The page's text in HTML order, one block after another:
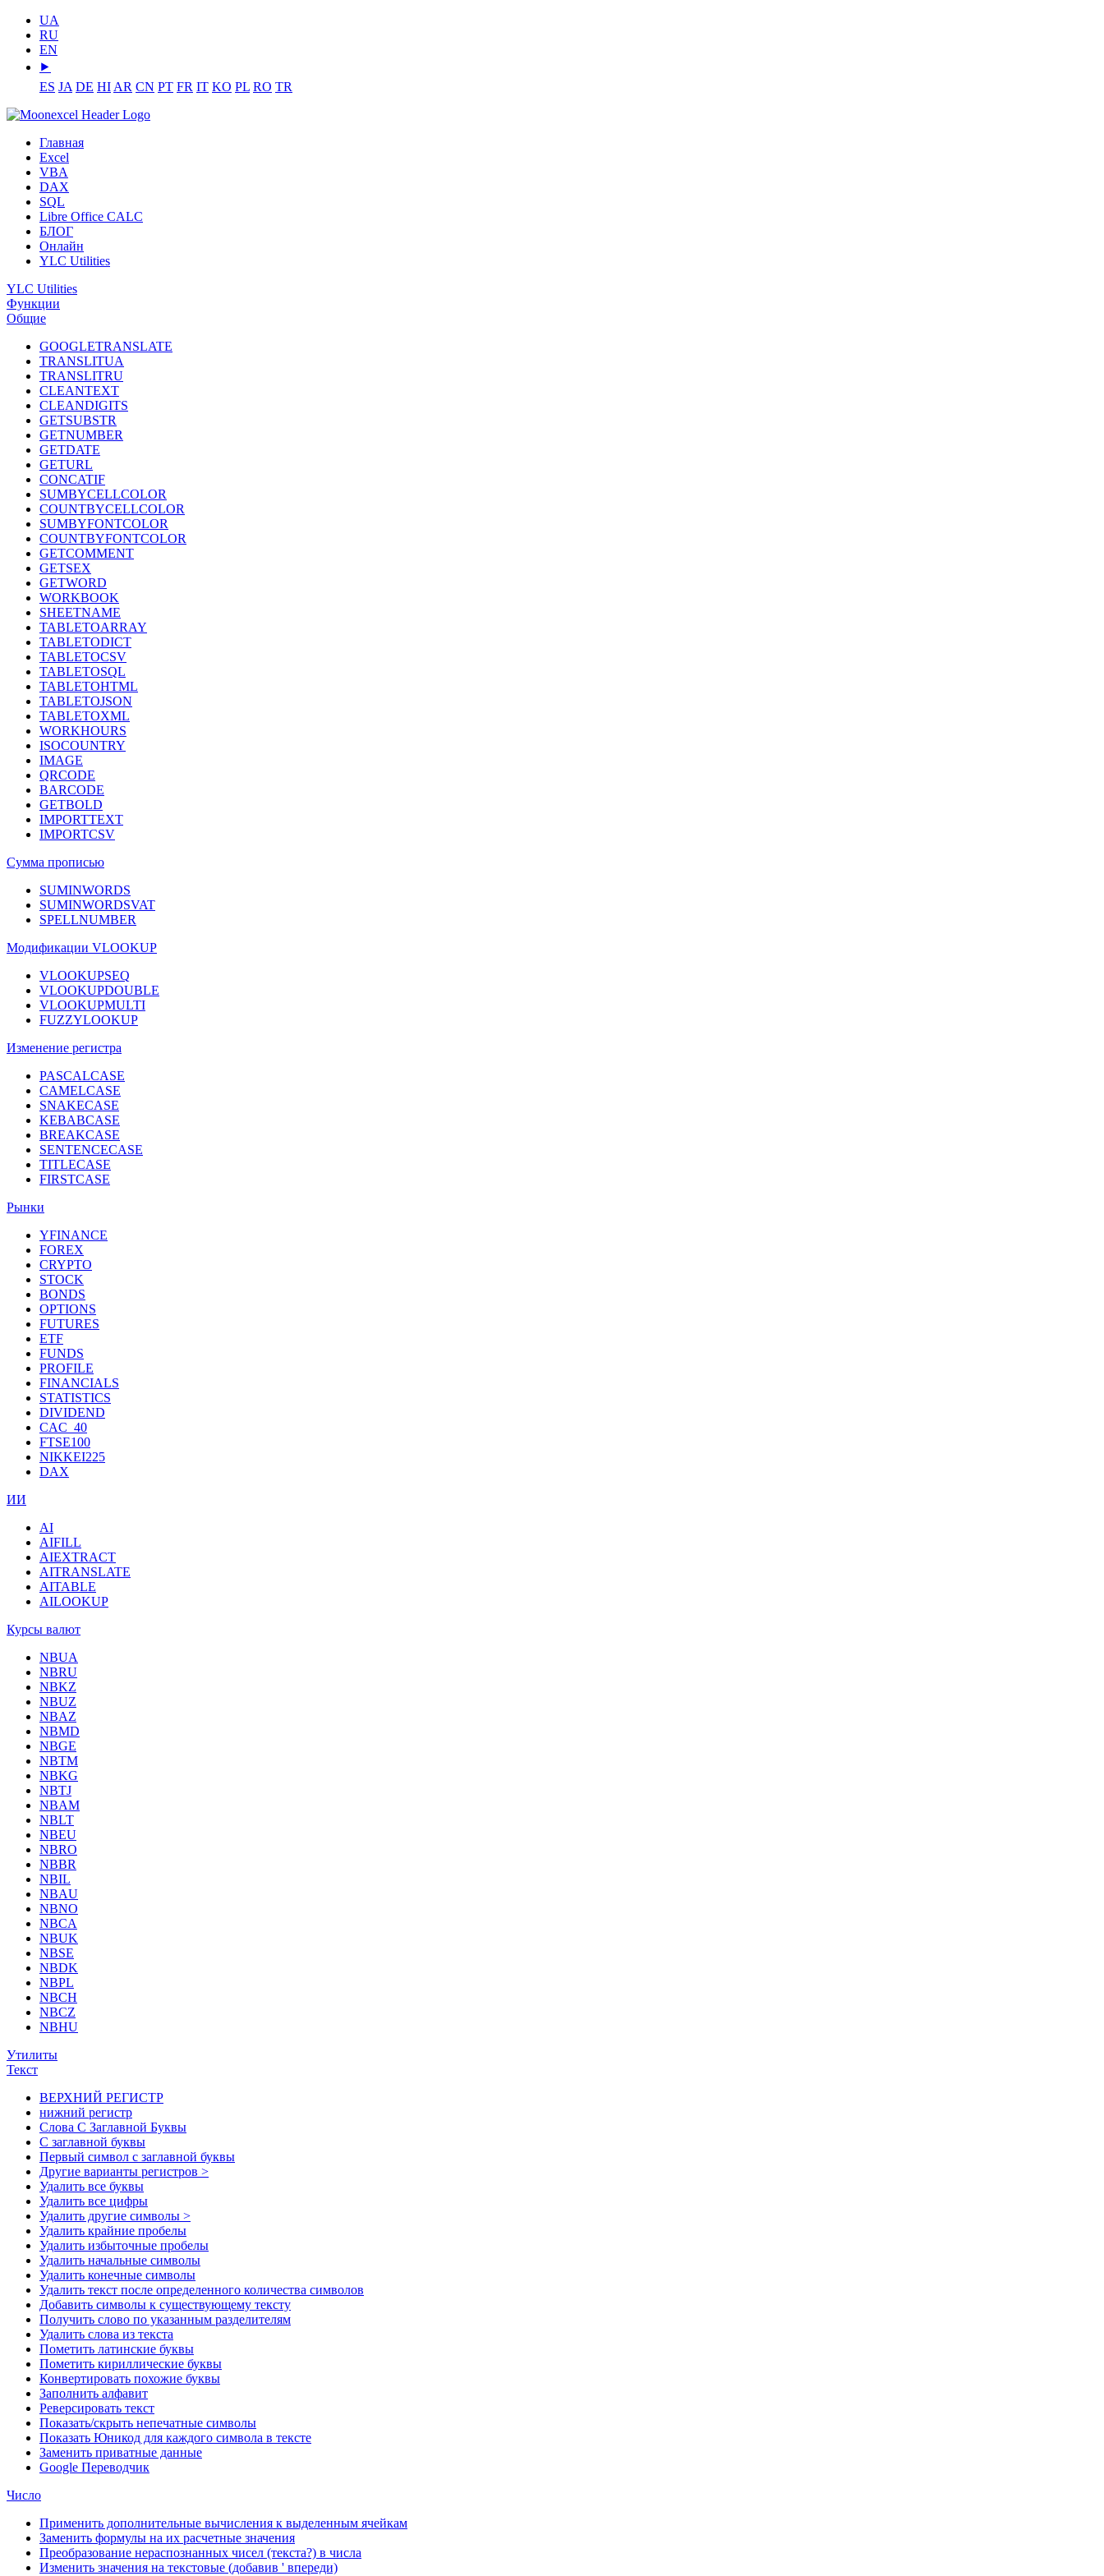
UA
RU
EN
⯈
ES JA DE HI AR CN PT FR IT KO PL RO TR
Главная
Excel
VBA
DAX
SQL
Libre Office CALC
БЛОГ
Онлайн
YLC Utilities
YLC Utilities
Функции
Общие
GOOGLETRANSLATE
TRANSLITUA
TRANSLITRU
CLEANTEXT
CLEANDIGITS
GETSUBSTR
GETNUMBER
GETDATE
GETURL
CONCATIF
SUMBYCELLCOLOR
COUNTBYCELLCOLOR
SUMBYFONTCOLOR
COUNTBYFONTCOLOR
GETCOMMENT
GETSEX
GETWORD
WORKBOOK
SHEETNAME
TABLETOARRAY
TABLETODICT
TABLETOCSV
TABLETOSQL
TABLETOHTML
TABLETOJSON
TABLETOXML
WORKHOURS
ISOCOUNTRY
IMAGE
QRCODE
BARCODE
GETBOLD
IMPORTTEXT
IMPORTCSV
Сумма прописью
SUMINWORDS
SUMINWORDSVAT
SPELLNUMBER
Модификации VLOOKUP
VLOOKUPSEQ
VLOOKUPDOUBLE
VLOOKUPMULTI
FUZZYLOOKUP
Изменение регистра
PASCALCASE
CAMELCASE
SNAKECASE
KEBABCASE
BREAKCASE
SENTENCECASE
TITLECASE
FIRSTCASE
Рынки
YFINANCE
FOREX
CRYPTO
STOCK
BONDS
OPTIONS
FUTURES
ETF
FUNDS
PROFILE
FINANCIALS
STATISTICS
DIVIDEND
CAC_40
FTSE100
NIKKEI225
DAX
ИИ
AI
AIFILL
AIEXTRACT
AITRANSLATE
AITABLE
AILOOKUP
Курсы валют
NBUA
NBRU
NBKZ
NBUZ
NBAZ
NBMD
NBGE
NBTM
NBKG
NBTJ
NBAM
NBLT
NBEU
NBRO
NBBR
NBIL
NBAU
NBNO
NBCA
NBUK
NBSE
NBDK
NBPL
NBCH
NBCZ
NBHU
Утилиты
Текст
ВЕРХНИЙ РЕГИСТР
нижний регистр
Слова С Заглавной Буквы
С заглавной буквы
Первый символ с заглавной буквы
Другие варианты регистров >
Удалить все буквы
Удалить все цифры
Удалить другие символы >
Удалить крайние пробелы
Удалить избыточные пробелы
Удалить начальные символы
Удалить конечные символы
Удалить текст после определенного количества символов
Добавить символы к существующему тексту
Получить слово по указанным разделителям
Удалить слова из текста
Пометить латинские буквы
Пометить кириллические буквы
Конвертировать похожие буквы
Заполнить алфавит
Реверсировать текст
Показать/скрыть непечатные символы
Показать Юникод для каждого символа в тексте
Заменить приватные данные
Google Переводчик
Число
Применить дополнительные вычисления к выделенным ячейкам
Заменить формулы на их расчетные значения
Преобразование нераспознанных чисел (текста?) в числа
Изменить значения на текстовые (добавив ' впереди)